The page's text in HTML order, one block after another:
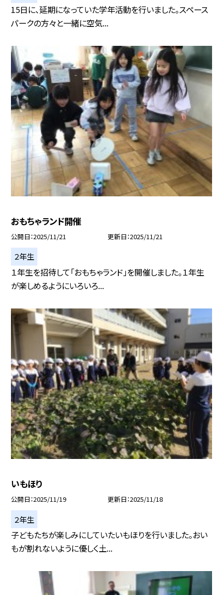
15日に、延期になっていた学年活動を行いました。スペース
パークの方々と一緒に空気...
おもちゃランド開催
公開日 2025/11/21 更新日 2025/11/21
２年生
１年生を招待して「おもちゃランド」を開催しました。１年生
が楽しめるようにいろいろ...
いもほり
公開日 2025/11/19 更新日 2025/11/18
２年生
子どもたちが楽しみにしていたいもほりを行いました。おい
もが割れないように優しく土...